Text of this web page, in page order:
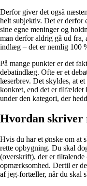
Derfor giver det også
helt subjektiv. Det er derfor
sine egne meninger og
man derfor aldrig gå ud fra,
indlæg – det er nemlig 100
På mange punkter er det
debatindlæg. Ofte er et
læserbrev. Det skyldes, at
konkret, end det er tilfældet
under den kategori, der
Hvordan skriver
Hvis du har et ønske om at
rette opbygning. Du skal
(overskrift), der er
opmærksomhed. Dertil er
af jeg-fortæller, når du skal